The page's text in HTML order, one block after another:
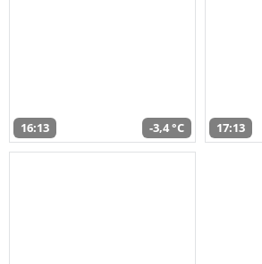
16:13 -3,4 °C 17:13